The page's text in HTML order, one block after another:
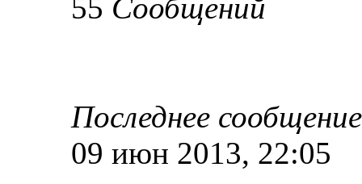
55 Сообщений
Последнее сообщение
09 июн 2013, 22:05